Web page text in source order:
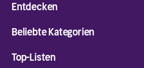
Entdecken
Beliebte Kategorien
Top-Listen